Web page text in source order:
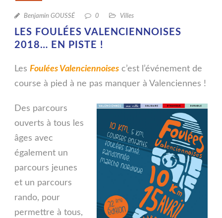
Benjamin GOUSSÉ 0 Villes
LES FOULÉES VALENCIENNOISES
2018… EN PISTE !
Les Foulées Valenciennoises c’est l’événement de
course à pied à ne pas manquer à Valenciennes !
Des parcours
ouverts à tous les
âges avec
également un
parcours jeunes
et un parcours
rando, pour
permettre à tous,